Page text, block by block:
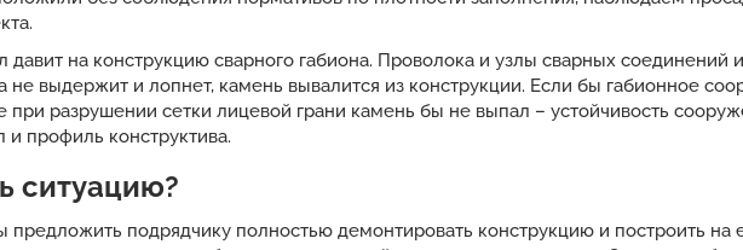
на конструкцию сварного габиона. Проволока и узлы сварных соединений
не выдержит и лопнет, камень вывалится из конструкции. Если бы габионное
разрушении сетки лицевой грани камень бы не выпал – устойчивость
профиль конструктива.
ситуацию?
предложить подрядчику полностью демонтировать конструкцию и построить на